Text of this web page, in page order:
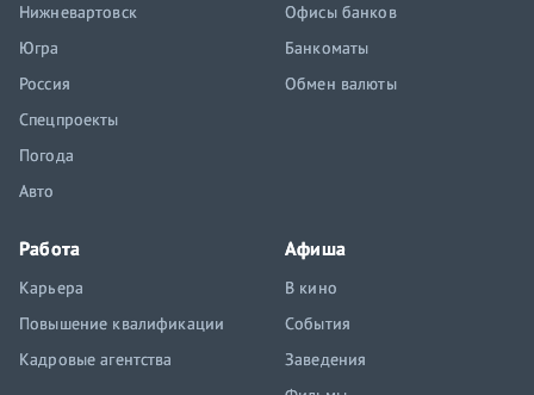
Нижневартовск
Югра
Россия
Спецпроекты
Погода
Авто
Офисы банков
Банкоматы
Обмен валюты
Работа
Карьера
Повышение квалификации
Кадровые агентства
Афиша
В кино
События
Заведения